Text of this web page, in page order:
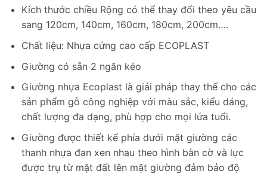
Kích thước chiều Rộng có thể thay đổi theo yêu cầu
sang 120cm, 140cm, 160cm, 180cm, 200cm….
Chất liệu: Nhựa cứng cao cấp ECOPLAST
Giường có sẵn 2 ngăn kéo
Giường nhựa Ecoplast là giải pháp thay thế cho các
sản phẩm gỗ công nghiệp với màu sắc, kiểu dáng,
chất lượng đa dạng, phù hợp cho mọi lứa tuổi.
Giường được thiết kế phía dưới mặt giường các
thanh nhựa đan xen nhau theo hình bàn cờ và lực
được trụ từ mặt đất lên mặt giường đảm bảo độ